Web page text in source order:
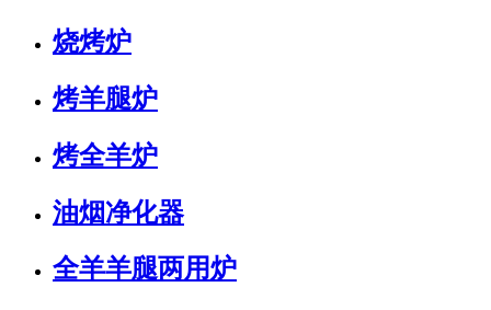
烧烤炉
烤羊腿炉
烤全羊炉
油烟净化器
全羊羊腿两用炉